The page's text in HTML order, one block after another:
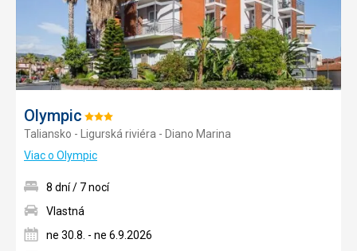
Olympic Hodnotenie:
3/5
Taliansko - Ligurská riviéra - Diano Marina
Viac o Olympic
8 dní / 7 nocí
Vlastná
ne 30.8. - ne 6.9.2026